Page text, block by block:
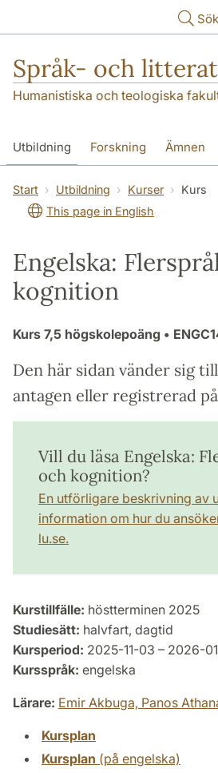
Sök
Språk- och
Humanistiska och teologiska
Utbildning Forskning Ämnen
SOL-husen Kontakt
översättning till svenska
Start Utbildning Kurser
Kurs
This page in English
Engelska:
kognition
Kurs 7,5 högskolepoäng •
Den här sidan vänder sig
antagen eller registrerad
Vill du läsa Engelska:
och kognition?
En utförligare beskrivning av
information om hur du
lu.se.
Kurstillfälle: höstterminen 2025
Studiesätt: halvfart, dagtid
Kursperiod: 2025-11-03 – 2026-
Kursspråk: engelska
Lärare: Emir Akbuga, Panos
Kursplan
Kursplan (på engelska)